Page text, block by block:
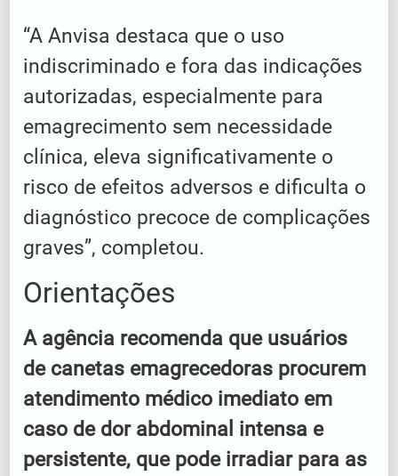
“A Anvisa destaca que o uso
indiscriminado e fora das indicações
autorizadas, especialmente para
emagrecimento sem necessidade
clínica, eleva significativamente o
risco de efeitos adversos e dificulta o
diagnóstico precoce de complicações
graves”, completou.
Orientações
A agência recomenda que usuários
de canetas emagrecedoras procurem
atendimento médico imediato em
caso de dor abdominal intensa e
persistente, que pode irradiar para as